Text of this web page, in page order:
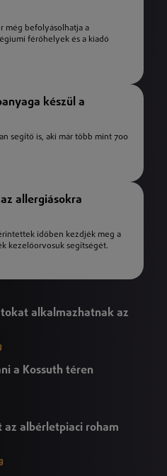
még befolyásolhatja a
férőhelyek és a kiadó
készül a
segítő is, aki már több mint 700
allergiásokra
időben kezdjék meg a
kezelőorvosuk segítségét.
alkalmazhatnak az
a Kossuth téren
az albérletpiaci roham